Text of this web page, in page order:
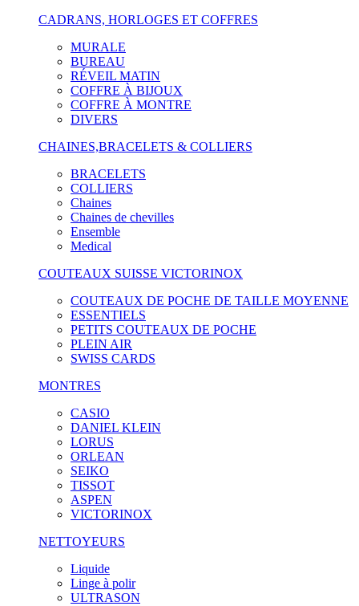
CADRANS, HORLOGES ET COFFRES
MURALE
BUREAU
RÉVEIL MATIN
COFFRE À BIJOUX
COFFRE À MONTRE
DIVERS
CHAINES,BRACELETS & COLLIERS
BRACELETS
COLLIERS
Chaines
Chaines de chevilles
Ensemble
Medical
COUTEAUX SUISSE VICTORINOX
COUTEAUX DE POCHE DE TAILLE MOYENNE
ESSENTIELS
PETITS COUTEAUX DE POCHE
PLEIN AIR
SWISS CARDS
MONTRES
CASIO
DANIEL KLEIN
LORUS
ORLEAN
SEIKO
TISSOT
ASPEN
VICTORINOX
NETTOYEURS
Liquide
Linge à polir
ULTRASON